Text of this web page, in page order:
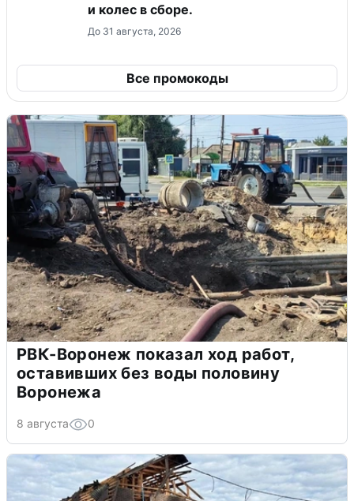
и колес в сборе.
До 31 августа, 2026
Все промокоды
РВК-Воронеж показал ход работ,
оставивших без воды половину
Воронежа
8 августа 0